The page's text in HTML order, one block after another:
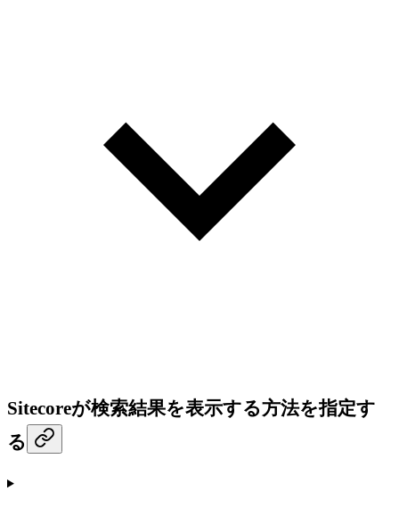
Sitecoreが検索結果を表示する方法を指定す
る